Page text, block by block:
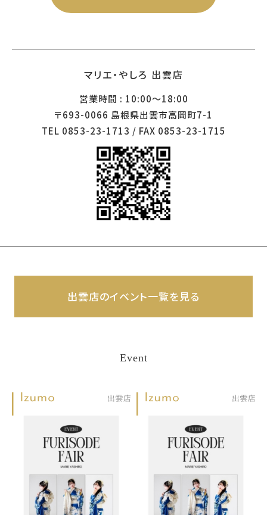
マリエ・やしろ 出雲店
営業時間 : 10:00～18:00
〒693-0066 島根県出雲市高岡町7-1
TEL 0853-23-1713 / FAX 0853-23-1715
出雲店のイベント一覧を見る
Event